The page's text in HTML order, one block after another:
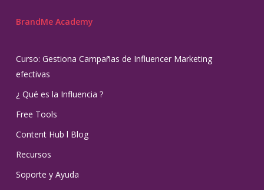
BrandMe Academy
Curso: Gestiona Campañas de Influencer Marketing
efectivas
¿ Qué es la Influencia ?
Free Tools
Content Hub l Blog
Recursos
Soporte y Ayuda